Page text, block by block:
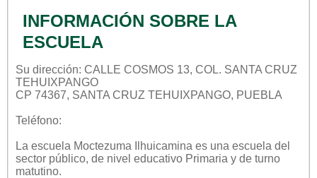
INFORMACIÓN SOBRE LA
ESCUELA
Su dirección: CALLE COSMOS 13, COL. SANTA CRUZ
TEHUIXPANGO
CP 74367, SANTA CRUZ TEHUIXPANGO, PUEBLA
Teléfono:
La escuela Moctezuma Ilhuicamina es una escuela del
sector público, de nivel educativo Primaria y de turno
matutino.